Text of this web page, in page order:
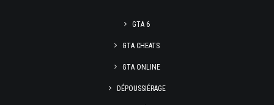
GTA 6
GTA CHEATS
GTA ONLINE
DÉPOUSSIÉRAGE